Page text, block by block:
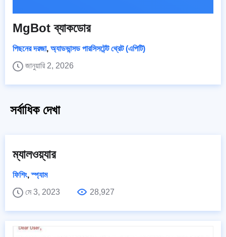
MgBot ব্যাকডোর
পিছনের দরজা, অ্যাডভান্সড পারসিসটেন্ট থ্রেট (এপিটি)
জানুয়ারি 2, 2026
সর্বাধিক দেখা
ম্যালওয়্যার
ফিশিং,স্প্যাম
মে 3, 2023
28,927